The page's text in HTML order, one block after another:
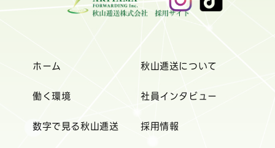
ホーム 秋山逓送について
働く環境 社員インタビュー
数字で見る秋山逓送 採用情報